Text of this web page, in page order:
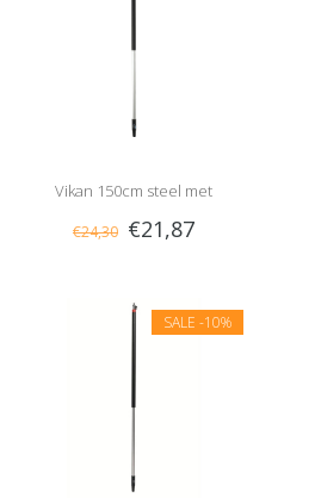
Vikan 150cm steel met
waterdoorvoer, slangpilaar
€24,30 €21,87
SALE -10%